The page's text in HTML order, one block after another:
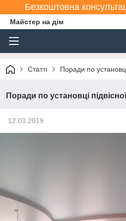
Безкоштовна
Майстер на дім
Статті Поради по установці
Поради по установці
12.03.2019